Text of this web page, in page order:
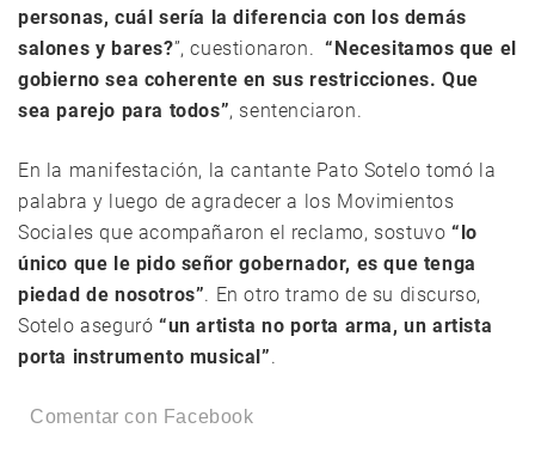
personas, cuál sería la diferencia con los demás
salones y bares?”, cuestionaron. “Necesitamos que el
gobierno sea coherente en sus restricciones. Que
sea parejo para todos”, sentenciaron.
En la manifestación, la cantante Pato Sotelo tomó la
palabra y luego de agradecer a los Movimientos
Sociales que acompañaron el reclamo, sostuvo“lo
único que le pido señor gobernador, es que tenga
piedad de nosotros”. En otro tramo de su discurso,
Sotelo aseguró “un artista no porta arma, un artista
porta instrumento musical”.
Comentar con Facebook